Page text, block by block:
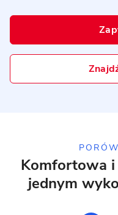
Dom
Komfortowa
jednym